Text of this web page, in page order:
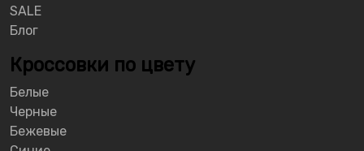
SALE
Блог
Кроссовки по цвету
Белые
Черные
Бежевые